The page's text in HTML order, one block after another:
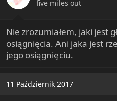
five miles out
Nie zrozumiałem, jaki jest
osiągnięcia. Ani jaka jest
jego osiągnięciu.
11 Październik 2017